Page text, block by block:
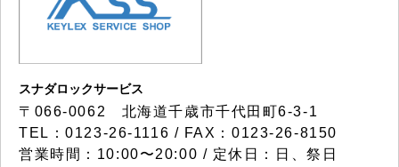
スナダロックサービス
〒066-0062 北海道千歳市千代田町6-3-1
TEL：0123-26-1116 / FAX：0123-26-8150
営業時間：10:00〜20:00 / 定休日：日、祭日